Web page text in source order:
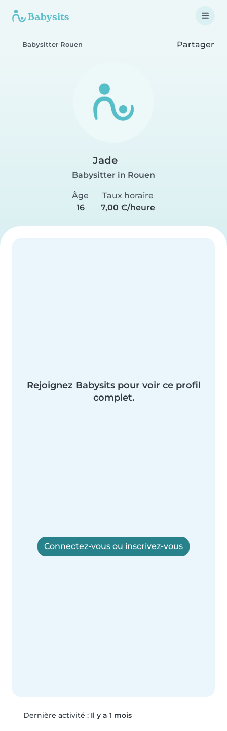
Babysitter Rouen Partager
Jade
Babysitter in Rouen
Âge
16
Taux horaire
7,00 €/heure
Rejoignez Babysits pour voir ce profil
complet.
Connectez-vous ou inscrivez-vous
Dernière activité : Il y a 1 mois